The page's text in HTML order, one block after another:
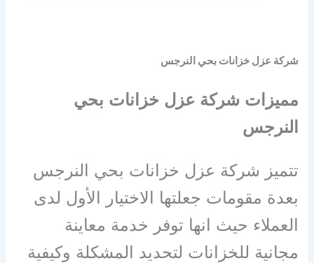
شركة عزل خزانات بحي النرجس
مميزات شركة عزل خزانات بحي
النرجس
تتميز شركة عزل خزانات بحي النرجس
بعدة مقومات جعلتها الاختيار الأول لدى
العملاء حيث انها توفر خدمة معاينة
مجانية للخزانات لتحديد المشكلة وكيفية